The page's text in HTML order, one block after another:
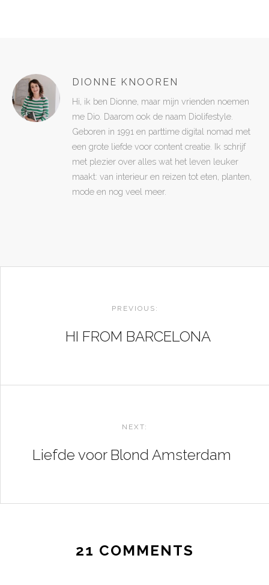
DIONNE KNOOREN
Hi, ik ben Dionne, maar mijn vrienden noemen
me Dio. Daarom ook de naam Diolifestyle.
Geboren in 1991 en parttime digital nomad met
een grote liefde voor content creatie. Ik schrijf
met plezier over alles wat het leven leuker
maakt: van interieur en reizen tot eten, planten,
mode en nog veel meer.
NAVIGATION
PREVIOUS:
HI FROM BARCELONA
NEXT:
Liefde voor Blond Amsterdam
21 COMMENTS